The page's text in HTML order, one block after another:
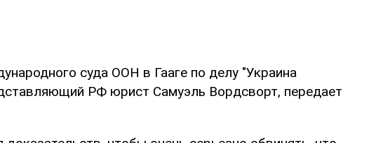
суда ООН в Гааге по делу "Украина
РФ юрист Самуэль Вордсворт, передает